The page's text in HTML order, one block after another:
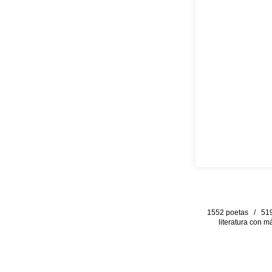
1552 poetas /
literatura con